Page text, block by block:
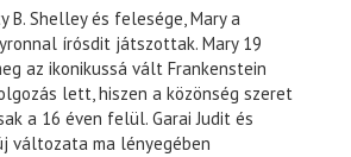
B. Shelley és felesége, Mary a
írósdit játszottak. Mary 19
az ikonikussá vált Frankenstein
lett, hiszen a közönség szeret
a 16 éven felül. Garai Judit és
változata ma lényegében